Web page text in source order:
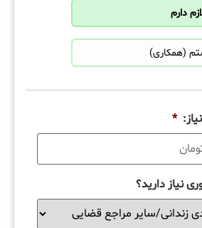
دارم
(همکاری)
*
نیاز دارید؟